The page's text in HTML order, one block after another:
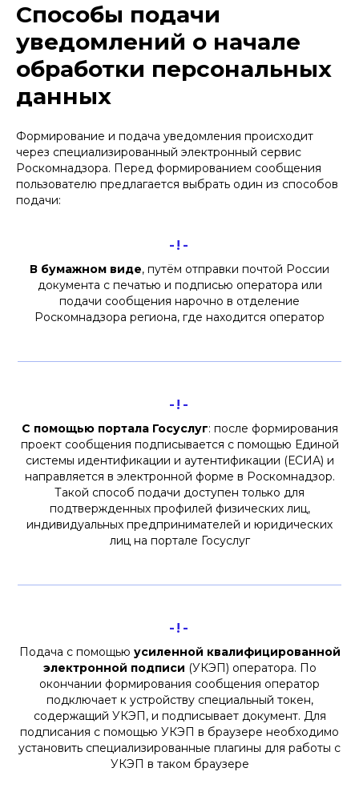
Способы подачи
уведомлений о начале
обработки персональных
данных
Формирование и подача уведомления происходит
через специализированный электронный сервис
Роскомнадзора. Перед формированием сообщения
пользователю предлагается выбрать один из способов
подачи:
-!-
В бумажном виде, путём отправки почтой России
документа с печатью и подписью оператора или
подачи сообщения нарочно в отделение
Роскомнадзора региона, где находится оператор
-!-
С помощью портала Госуслуг: после формирования
проект сообщения подписывается с помощью Единой
системы идентификации и аутентификации (ЕСИА) и
направляется в электронной форме в Роскомнадзор.
Такой способ подачи доступен только для
подтвержденных профилей физических лиц,
индивидуальных предпринимателей и юридических
лиц на портале Госуслуг
-!-
Подача с помощью усиленной квалифицированной
электронной подписи (УКЭП) оператора. По
окончании формирования сообщения оператор
подключает к устройству специальный токен,
содержащий УКЭП, и подписывает документ. Для
подписания с помощью УКЭП в браузере необходимо
установить специализированные плагины для работы с
УКЭП в таком браузере